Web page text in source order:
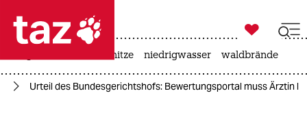
 taz zahl ich
taz zahl ich

taz zahl ich
hitze niedrigwasser waldbrände
Urteil des Bundesgerichtshofs: Bewertungsportal muss Ärztin